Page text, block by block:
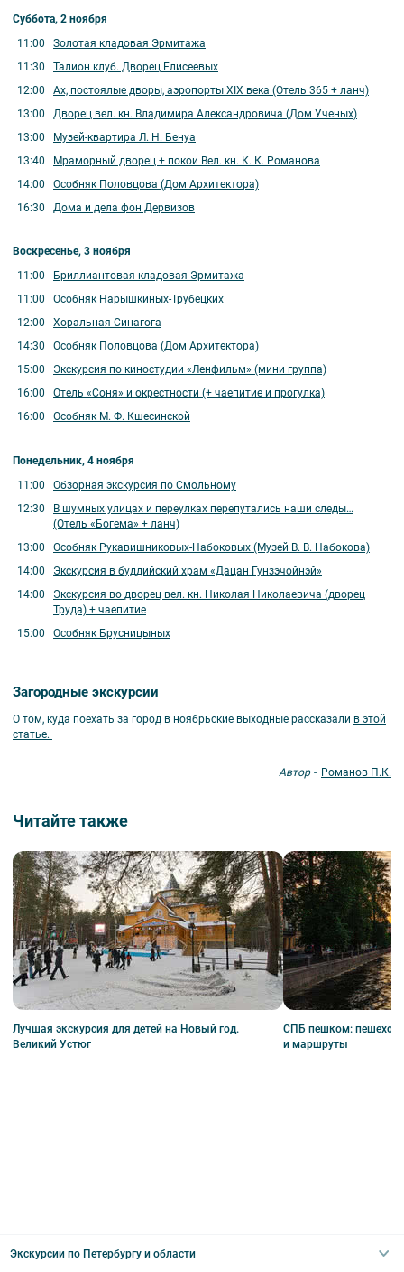
Суббота, 2 ноября
11:00
Золотая кладовая Эрмитажа
11:30
Талион клуб. Дворец Елисеевых
12:00
Ах, постоялые дворы, аэропорты XIX века (Отель 365 + ланч)
13:00
Дворец вел. кн. Владимира Александровича (Дом Ученых)
13:00
Музей-квартира Л. Н. Бенуа
13:40
Мраморный дворец + покои Вел. кн. К. К. Романова
14:00
Особняк Половцова (Дом Архитектора)
16:30
Дома и дела фон Дервизов
Воскресенье, 3 ноября
11:00
Бриллиантовая кладовая Эрмитажа
11:00
Особняк Нарышкиных-Трубецких
12:00
Хоральная Синагога
14:30
Особняк Половцова (Дом Архитектора)
15:00
Экскурсия по киностудии «Ленфильм» (мини группа)
16:00
Отель «Соня» и окрестности (+ чаепитие и прогулка)
16:00
Особняк М. Ф. Кшесинской
Понедельник, 4 ноября
11:00
Обзорная экскурсия по Смольному
12:30
В шумных улицах и переулках перепутались наши следы…
(Отель «Богема» + ланч)
13:00
Особняк Рукавишниковых-Набоковых (Музей В. В. Набокова)
14:00
Экскурсия в буддийский храм «Дацан Гунзэчойнэй»
14:00
Экскурсия во дворец вел. кн. Николая Николаевича (дворец
Труда) + чаепитие
15:00
Особняк Брусницыных
Загородные экскурсии
О том, куда поехать за город в ноябрьские выходные рассказали в этой
статье.
Автор - Романов П.К.
Читайте также
Лучшая экскурсия для детей на Новый год.
Великий Устюг
СПБ пешком:
и маршруты
Экскурсии по Петербургу и области